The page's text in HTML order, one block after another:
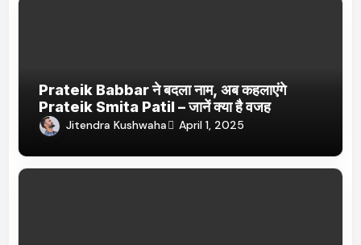
Prateik Babbar ने बदला नाम, अब कहलाएंगे
Prateik Smita Patil – जानें क्या है वजह
Jitendra Kushwaha April 1, 2025